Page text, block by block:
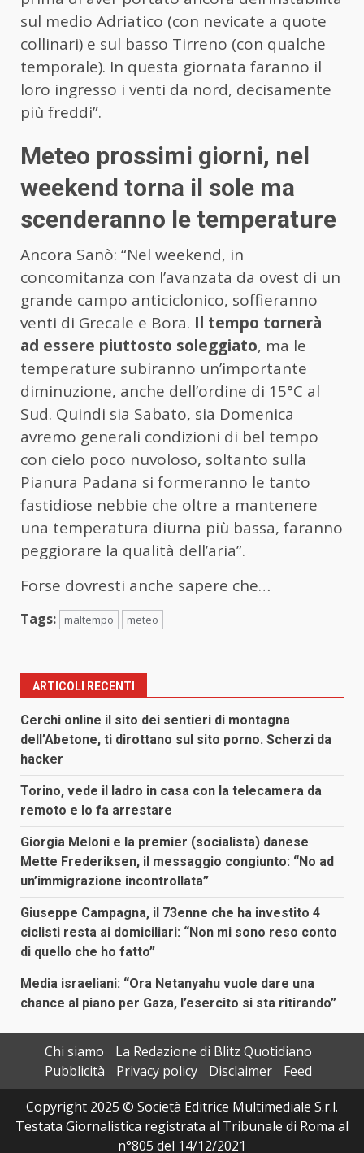
sul medio Adriatico (con nevicate a quote
collinari) e sul basso Tirreno (con qualche
temporale). In questa giornata faranno il
loro ingresso i venti da nord, decisamente
più freddi”.
Meteo prossimi giorni, nel
weekend torna il sole ma
scenderanno le temperature
Ancora Sanò: “Nel weekend, in
concomitanza con l’avanzata da ovest di un
grande campo anticiclonico, soffieranno
venti di Grecale e Bora. Il tempo tornerà
ad essere piuttosto soleggiato, ma le
temperature subiranno un’importante
diminuzione, anche dell’ordine di 15°C al
Sud. Quindi sia Sabato, sia Domenica
avremo generali condizioni di bel tempo
con cielo poco nuvoloso, soltanto sulla
Pianura Padana si formeranno le tanto
fastidiose nebbie che oltre a mantenere
una temperatura diurna più bassa, faranno
peggiorare la qualità dell’aria”.
Forse dovresti anche sapere che…
Tags: maltempo meteo
ARTICOLI RECENTI
Cerchi online il sito dei sentieri di montagna
dell’Abetone, ti dirottano sul sito porno. Scherzi da
hacker
Torino, vede il ladro in casa con la telecamera da
remoto e lo fa arrestare
Giorgia Meloni e la premier (socialista) danese
Mette Frederiksen, il messaggio congiunto: “No ad
un’immigrazione incontrollata”
Giuseppe Campagna, il 73enne che ha investito 4
ciclisti resta ai domiciliari: “Non mi sono reso conto
di quello che ho fatto”
Media israeliani: “Ora Netanyahu vuole dare una
chance al piano per Gaza, l’esercito si sta ritirando”
Chi siamo
La Redazione di Blitz Quotidiano
Pubblicità
Privacy policy Disclaimer
Feed
Copyright 2025 © Società Editrice Multimediale S.r.l.
Testata Giornalistica registrata al Tribunale di Roma al
n°805 del 14/12/2021